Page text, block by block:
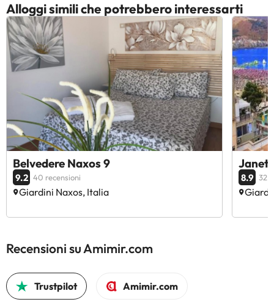
Alloggi simili che potrebbero interessarti
Belvedere Naxos 9
9.2 40 recensioni
Giardini Naxos, Italia
8.9 32
Recensioni su Amimir.com
Trustpilot Amimir.com